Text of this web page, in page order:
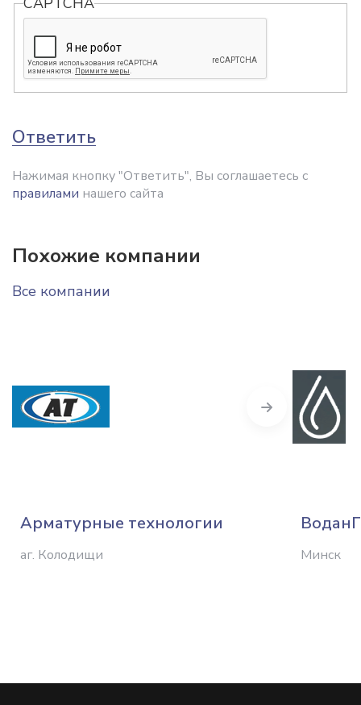
Ответить
Нажимая кнопку "Ответить", Вы соглашаетесь с
правилами нашего сайта
Похожие компании
Все компании
Арматурные технологии
аг. Колодищи Минск
Next